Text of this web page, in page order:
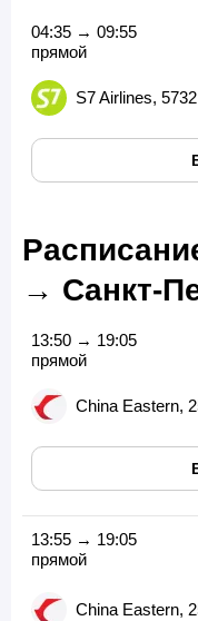
04:35 → 09:55
прямой
S7 Airlines, 5732
→ Санкт-
13:50 → 19:05
прямой
China Eastern,
13:55 → 19:05
прямой
China Eastern,